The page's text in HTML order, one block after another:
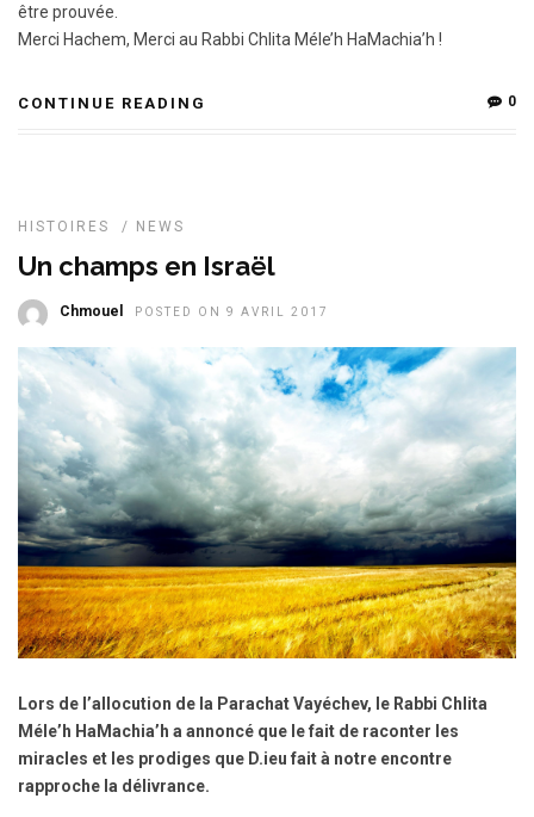
être prouvée.
Merci Hachem, Merci au Rabbi Chlita Méle’h HaMachia’h !
CONTINUE READING 0
HISTOIRES / NEWS
Un champs en Israël
Chmouel POSTED ON 9 AVRIL 2017
Lors de l’allocution de la Parachat Vayéchev, le Rabbi Chlita
Méle’h HaMachia’h a annoncé que le fait de raconter les
miracles et les prodiges que D.ieu fait à notre encontre
rapproche la délivrance.